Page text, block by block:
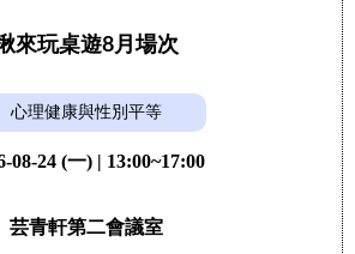
來玩桌遊8月場次
心理健康與性別平等
08-24 (一) | 13:00~17:00
芸青軒第二會議室